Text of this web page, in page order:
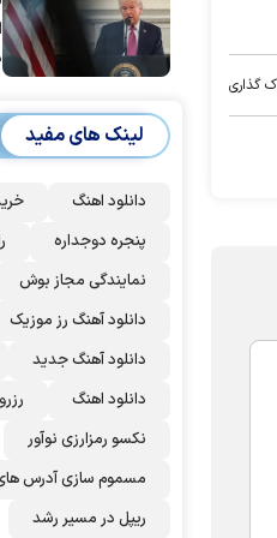
گذاری
لینک های مفید
دانلود اهنگ
پنجره دوجداره
نمایندگی مجاز بوش
دانلود آهنگ رز‌ موزیک
دانلود آهنگ جدید
دانلود اهنگ
نکسو رمزارزی نوآور
مسموم سازی آدرس های
ریپل در مسیر رشد